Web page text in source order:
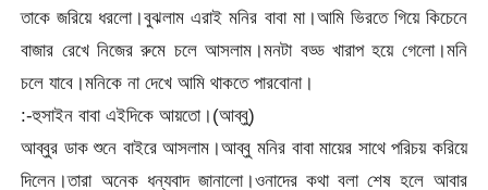
তাকে জরিয়ে ধরলো।বুঝলাম এরাই মনির বাবা মা।আমি ভিরতে গিয়ে কিচেনে
বাজার রেখে নিজের রুমে চলে আসলাম।মনটা বড্ড খারাপ হয়ে গেলো।মনি
চলে যাবে।মনিকে না দেখে আমি থাকতে পারবোনা।
:-হুসাইন বাবা এইদিকে আয়তো।(আব্বু)
আব্বুর ডাক শুনে বাইরে আসলাম।আব্বু মনির বাবা মায়ের সাথে পরিচয় করিয়ে
দিলেন।তারা অনেক ধন্যবাদ জানালো।ওনাদের কথা বলা শেষ হলে আবার